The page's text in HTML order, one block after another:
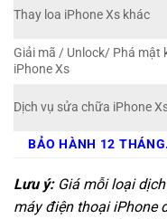
Thay loa iPhone Xs khác
Giải mã / Unlock/ Phá mật
iPhone Xs
Dịch vụ sửa chữa iPhone
BẢO HÀNH 12
Lưu ý:Giá mỗi loại
máy điện thoại iPhone